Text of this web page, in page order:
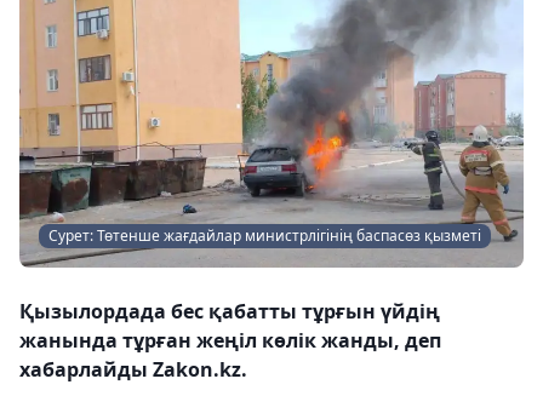
Сурет: Төтенше жағдайлар министрлігінің баспасөз қызметі
Қызылордада бес қабатты тұрғын үйдің
жанында тұрған жеңіл көлік жанды, деп
хабарлайды Zakon.kz.